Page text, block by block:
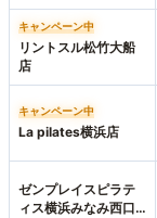
キャンペーン中
リントスル松竹大船
店
キャンペーン中
La pilates横浜店
ゼンプレイスピラテ
ィス横浜みなみ西口